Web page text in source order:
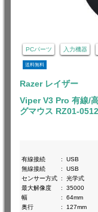
PCパーツ 入力機器
送料無料
Razer レイザー
Viper V3 Pro 有線/
グマウス RZ01-
有線接続
:
USB
無線接続
:
USB
センサー方式 :
光学式
最大解像度
:
35000
幅
:
64mm
奥行
:
127mm